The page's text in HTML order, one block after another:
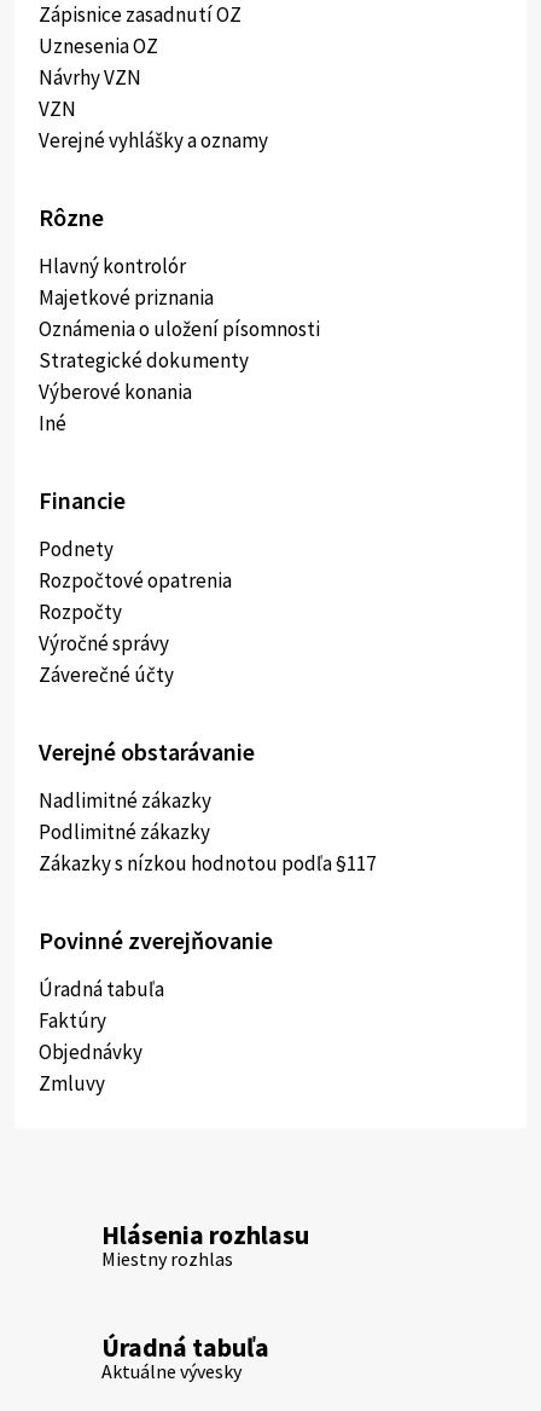
Zápisnice zasadnutí OZ
Uznesenia OZ
Návrhy VZN
VZN
Verejné vyhlášky a oznamy
Rôzne
Hlavný kontrolór
Majetkové priznania
Oznámenia o uložení písomnosti
Strategické dokumenty
Výberové konania
Iné
Financie
Podnety
Rozpočtové opatrenia
Rozpočty
Výročné správy
Záverečné účty
Verejné obstarávanie
Nadlimitné zákazky
Podlimitné zákazky
Zákazky s nízkou hodnotou podľa §117
Povinné zverejňovanie
Úradná tabuľa
Faktúry
Objednávky
Zmluvy
Hlásenia rozhlasu
Miestny rozhlas
Úradná tabuľa
Aktuálne vývesky